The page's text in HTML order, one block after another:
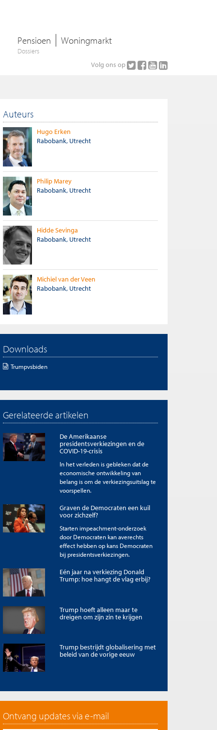
Pensioen Woningmarkt
Dossiers
Volg ons op
Auteurs
Hugo Erken
Rabobank, Utrecht
Philip Marey
Rabobank, Utrecht
Hidde Sevinga
Rabobank, Utrecht
Michiel van der Veen
Rabobank, Utrecht
Downloads
Trumpvsbiden
Gerelateerde artikelen
De Amerikaanse
presidentsverkiezingen en de
COVID-19-crisis
In het verleden is gebleken dat de
economische ontwikkeling van
belang is om de verkiezingsuitslag te
voorspellen.
Graven de Democraten een kuil
voor zichzelf?
Starten impeachment-onderzoek
door Democraten kan averechts
effect hebben op kans Democraten
bij presidentsverkiezingen.
Eén jaar na verkiezing Donald
Trump: hoe hangt de vlag erbij?
Trump hoeft alleen maar te
dreigen om zijn zin te krijgen
Trump bestrijdt globalisering met
beleid van de vorige eeuw
Ontvang updates via e-mail